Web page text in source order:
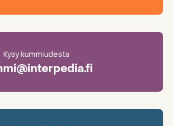
Kysy kummiudesta